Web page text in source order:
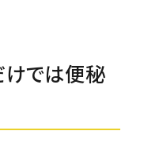
けでは便秘